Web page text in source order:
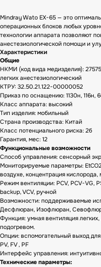
Mindray Wato EX-65 — это
операционных блоков любых
технологии аппарата позволяют
анестезиологической помощи и
Характеристики
Общие
НКМИ (код вида медизделия):
легких анестезиологический
КТРУ: 32.50.21.122-00000052
Приказ по оснащению: 1130н, 116н,
Класс аппарата: высокий
Тип изделия: мобильный
Страна производства: Китай
Класс потенциального риска: 2б
Гарантия, мес: 12
Функциональные возможности
Способ управления: сенсорный
Мониторируемые параметры:
воздухе, концентрация
Режим вентиляции: PCV, PCV-VG,
backup, VCV, ручной
Возможности: поддерживаемые
Десфлюран, Изофлюран,
Функция: умная вентиляция
подогревом.
Опции: вспомогательный выход
PV, FV , PF
Интерфейс управления:
Технические параметры: